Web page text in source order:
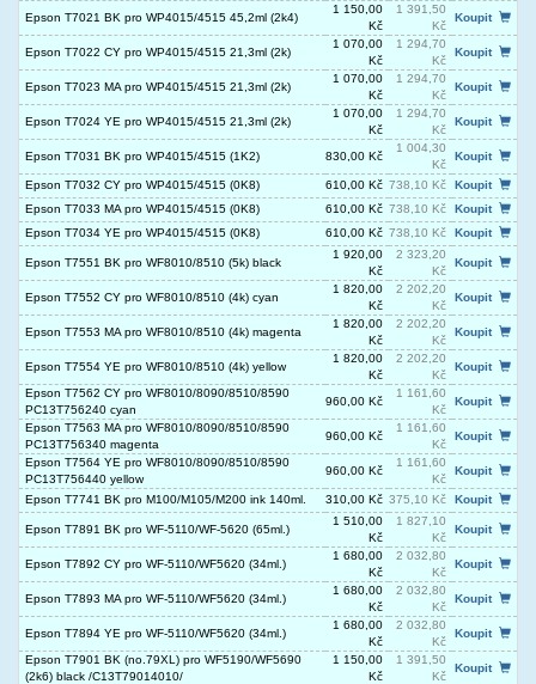
Epson T7021 BK pro WP4015/4515 45,2ml (2k4)
1 150,00
Kč
1 391,50
Kč
Koupit
Epson T7022 CY pro WP4015/4515 21,3ml (2k)
1 070,00
Kč
1 294,70
Kč
Koupit
Epson T7023 MA pro WP4015/4515 21,3ml (2k)
1 070,00
Kč
1 294,70
Kč
Koupit
Epson T7024 YE pro WP4015/4515 21,3ml (2k)
1 070,00
Kč
1 294,70
Kč
Koupit
Epson T7031 BK pro WP4015/4515 (1K2) 830,00 Kč
1 004,30
Kč
Koupit
Epson T7032 CY pro WP4015/4515 (0K8) 610,00 Kč 738,10 Kč
Koupit
Epson T7033 MA pro WP4015/4515 (0K8)
610,00 Kč 738,10 Kč
Koupit
Epson T7034 YE pro WP4015/4515 (0K8)
610,00 Kč 738,10 Kč Koupit
Epson T7551 BK pro WF8010/8510 (5k) black
1 920,00
Kč
2 323,20
Kč
Koupit
Epson T7552 CY pro WF8010/8510 (4k) cyan
1 820,00
Kč
2 202,20
Kč
Koupit
Epson T7553 MA pro WF8010/8510 (4k) magenta
1 820,00
Kč
2 202,20
Kč
Koupit
Epson T7554 YE pro WF8010/8510 (4k) yellow
1 820,00
Kč
2 202,20
Kč
Koupit
Epson T7562 CY pro WF8010/8090/8510/8590
PC13T756240 cyan
960,00 Kč
1 161,60
Kč
Koupit
Epson T7563 MA pro WF8010/8090/8510/8590
PC13T756340 magenta
960,00 Kč
1 161,60
Kč
Koupit
Epson T7564 YE pro WF8010/8090/8510/8590
PC13T756440 yellow
960,00 Kč
1 161,60
Kč
Koupit
Epson T7741 BK pro M100/M105/M200 ink 140ml. 310,00 Kč 375,10 Kč Koupit
Epson T7891 BK pro WF-5110/WF-5620 (65ml.)
1 510,00
Kč
1 827,10
Kč
Koupit
Epson T7892 CY pro WF-5110/WF5620 (34ml.)
1 680,00
Kč
2 032,80
Kč
Koupit
Epson T7893 MA pro WF-5110/WF5620 (34ml.)
1 680,00
Kč
2 032,80
Kč
Koupit
Epson T7894 YE pro WF-5110/WF5620 (34ml.)
1 680,00
Kč
2 032,80
Kč
Koupit
Epson T7901 BK (no.79XL) pro WF5190/WF5690
(2k6) black /C13T79014010/
1 150,00
Kč
1 391,50
Kč
Koupit